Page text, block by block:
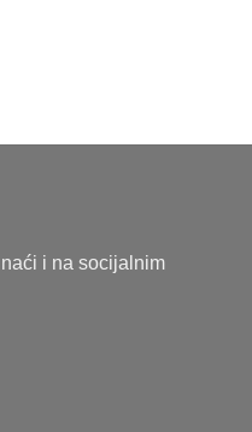
i na socijalnim